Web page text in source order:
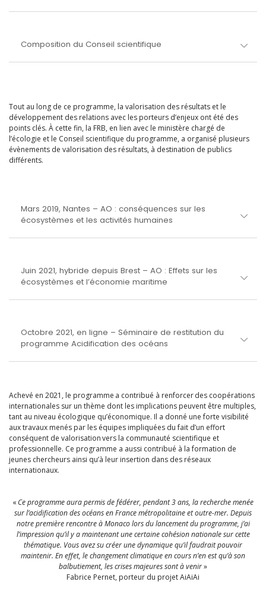
Composition du Conseil scientifique
Tout au long de ce programme, la valorisation des résultats et le
développement des relations avec les porteurs d’enjeux ont été des
points clés. À cette fin, la FRB, en lien avec le ministère chargé de
l’écologie et le Conseil scientifique du programme, a organisé plusieurs
évènements de valorisation des résultats, à destination de publics
différents.
Mars 2019, Nantes – AO : conséquences sur les
écosystèmes et les activités humaines
Juin 2021, hybride depuis Brest – AO : Effets sur les
écosystèmes et l’économie maritime
Octobre 2021, en ligne – Séminaire de restitution du
programme Acidification des océans
Achevé en 2021, le programme a contribué à renforcer des coopérations
internationales sur un thème dont les implications peuvent être multiples,
tant au niveau écologique qu’économique. Il a donné une forte visibilité
aux travaux menés par les équipes impliquées du fait d’un effort
conséquent de valorisation vers la communauté scientifique et
professionnelle. Ce programme a aussi contribué à la formation de
jeunes chercheurs ainsi qu’à leur insertion dans des réseaux
internationaux.
« Ce programme aura permis de fédérer, pendant 3 ans, la recherche menée
sur l’acidification des océans en France métropolitaine et outre-mer. Depuis
notre première rencontre à Monaco lors du lancement du programme, j’ai
l’impression qu’il y a maintenant une certaine cohésion nationale sur cette
thématique. Vous avez su créer une dynamique qu’il faudrait pouvoir
maintenir. En effet, le changement climatique en cours n’en est qu’à son
balbutiement, les crises majeures sont à venir»
Fabrice Pernet, porteur du projet AiAiAi